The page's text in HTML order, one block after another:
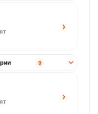
›
9
›